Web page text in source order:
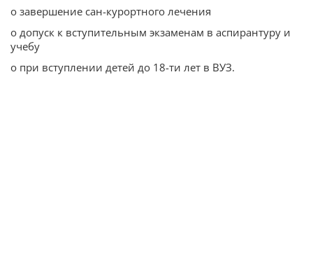
o завершение сан-курортного лечения
o допуск к вступительным экзаменам в аспирантуру и
учебу
o при вступлении детей до 18-ти лет в ВУЗ.